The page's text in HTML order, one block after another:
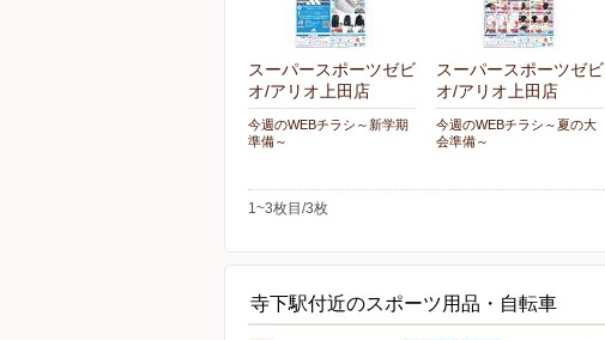
スーパースポーツゼビ
オ/アリオ上田店
今週のWEBチラシ～新学期
準備～
スーパースポーツゼビ
オ/アリオ上田店
今週のWEBチラシ～夏の大
会準備～
1~3枚目/3枚
寺下駅付近のスポーツ用品・自転車